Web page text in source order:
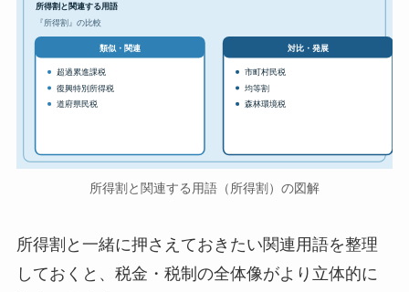
所得割と関連する用語
『所得割』の比較
類似・関連
超過累進課税
復興特別所得税
道府県民税
対比・発展
市町村民税
均等割
森林環境税
所得割と関連する用語（所得割）の図解
所得割と一緒に押さえておきたい関連用語を整理
しておくと、税金・税制の全体像がより立体的に